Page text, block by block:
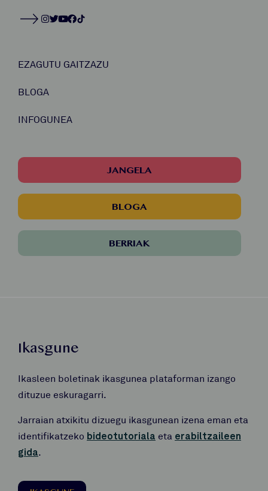
EZAGUTU GAITZAZU
BLOGA
INFOGUNEA
JANGELA
BLOGA
BERRIAK
Ikasgune
Ikasleen boletinak ikasgunea plataforman izango
dituzue eskuragarri.
Jarraian atxikitu dizuegu ikasgunean izena eman eta
identifikatzeko bideotutoriala eta erabiltzaileen
gida.